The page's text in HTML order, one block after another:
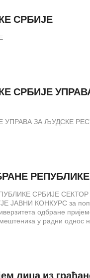
СРБИЈЕ
СРБИЈЕ
УПРАВА ЗА ЉУДСКЕ
СРБИЈЕ
КОНКУРС за
одбране
у радни
1) референт за
за одржавање
ОАС240 –
водовода и
ВКВ – 1 извршилац; 8)